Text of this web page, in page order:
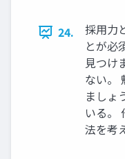
24.
採用力
とが必
見つけ
ない。
ましょ
いる。
法を考